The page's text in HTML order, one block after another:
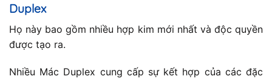
Duplex
Họ này bao gồm nhiều hợp kim mới nhất và độc quyền
được tạo ra.
Nhiều Mác Duplex cung cấp sự kết hợp của các đặc